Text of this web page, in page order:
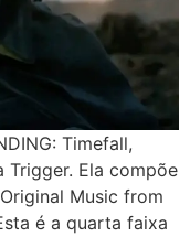
Timefall,
Trigger. Ela compõe
Music from
é a quarta faixa